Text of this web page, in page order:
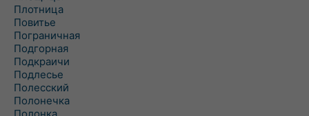
Плотница
Повитье
Пограничная
Подгорная
Подкраичи
Подлесье
Полесский
Полонечка